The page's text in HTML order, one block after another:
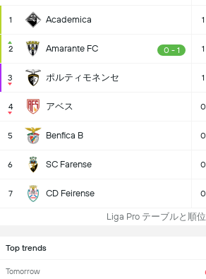
1 Academica 1
2 Amarante FC 0 - 1 1
3 ポルティモネンセ 1
4 アベス 0
5 Benfica B 0
6 SC Farense 0
7 CD Feirense 0
Liga Pro テーブルと順位
Top trends
Tomorrow